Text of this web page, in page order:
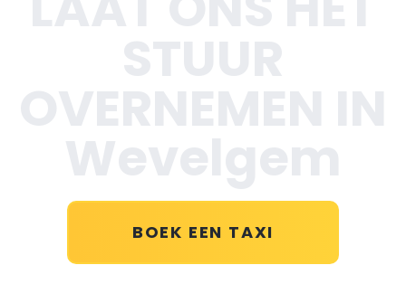
BOEK EEN TAXI